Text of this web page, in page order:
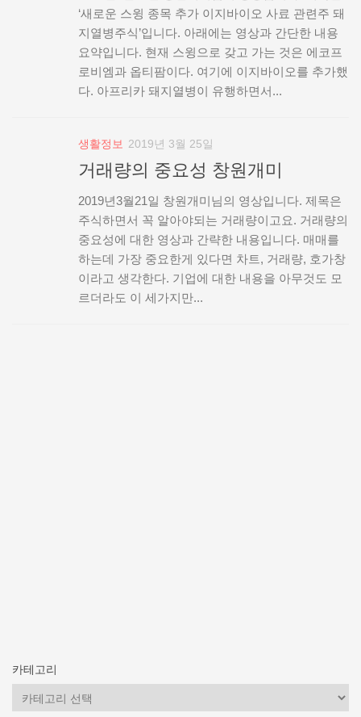
‘새로운 스윙 종목 추가 이지바이오 사료 관련주 돼
지열병주식’입니다. 아래에는 영상과 간단한 내용
요약입니다. 현재 스윙으로 갖고 가는 것은 에코프
로비엠과 옵티팜이다. 여기에 이지바이오를 추가했
다. 아프리카 돼지열병이 유행하면서...
생활정보 2019년 3월 25일
거래량의 중요성 창원개미
2019년3월21일 창원개미님의 영상입니다. 제목은
주식하면서 꼭 알아야되는 거래량이고요. 거래량의
중요성에 대한 영상과 간략한 내용입니다. 매매를
하는데 가장 중요한게 있다면 차트, 거래량, 호가창
이라고 생각한다. 기업에 대한 내용을 아무것도 모
르더라도 이 세가지만...
카테고리
카
테